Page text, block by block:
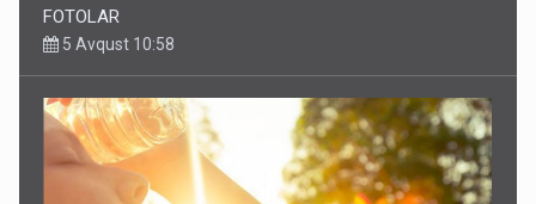
FOTOLAR
5 Avqust 10:58